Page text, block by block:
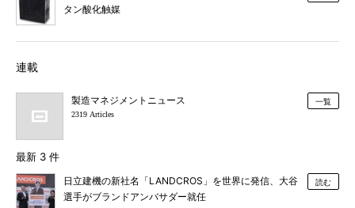
タン酸化触媒
連載
製造マネジメントニュース
2319 Articles
一覧
最新 3 件
日立建機の新社名「LANDCROS」を世界に発信、大谷
選手がブランドアンバサダー就任
読む